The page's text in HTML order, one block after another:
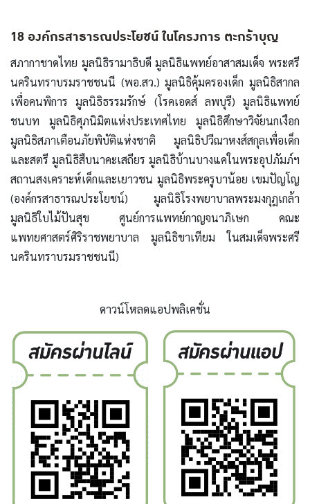
18 องค์กรสาธารณประโยชน์ ในโครงการ ตะกร้าบุญ
สภากาชาดไทย มูลนิธิรามาธิบดี มูลนิธิแพทย์อาสาสมเด็จ พระศรี
นครินทราบรมราชชนนี (พอ.สว.) มูลนิธิคุ้มครองเด็ก มูลนิธิสากล
เพื่อคนพิการ มูลนิธิธรรมรักษ์ (โรคเอดส์ ลพบุรี) มูลนิธิแพทย์
ชนบท มูลนิธิศุภนิมิตแห่งประเทศไทย มูลนิธิศึกษาวิจัยนกเงือก
มูลนิธิสภาเตือนภัยพิบัติแห่งชาติ มูลนิธิปวีณาหงส์สกุลเพื่อเด็ก
และสตรี มูลนิธิสืบนาคะเสถียร มูลนิธิบ้านบางแคในพระอุปภัมภ์ฯ
สถานสงเคราะห์เด็กและเยาวชน มูลนิธิพระครูบาน้อย เขมปัญโญ
(องค์กรสาธารณประโยชน์) มูลนิธิโรงพยาบาลพระมงกุฎเกล้า
มูลนิธิใบไม้ปันสุข ศูนย์การแพทย์กาญจนาภิเษก คณะ
แพทยศาสตร์ศิริราชพยาบาล มูลนิธิขาเทียม ในสมเด็จพระศรี
นครินทราบรมราชชนนี)
ดาวน์โหลดแอปพลิเคชั่น